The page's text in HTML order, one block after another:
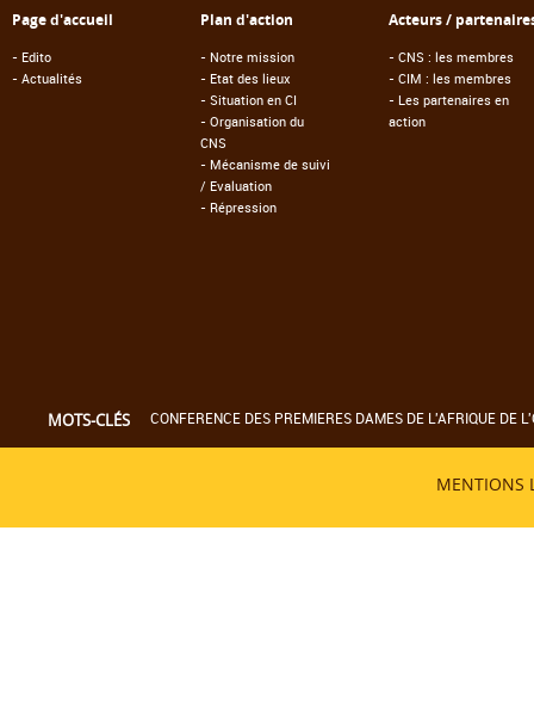
Page d'accueil
- Edito
- Actualités
Plan d'action
- Notre mission
- Etat des lieux
- Situation en CI
- Organisation du
CNS
- Mécanisme de suivi
/ Evaluation
- Répression
Acteurs /
- CNS : les membres
- CIM : les membres
- Les partenaires en
action
MOTS-CLÉS CONFERENCE DES PREMIERES DAMES DE L'AFRIQUE DE
MENTIONS